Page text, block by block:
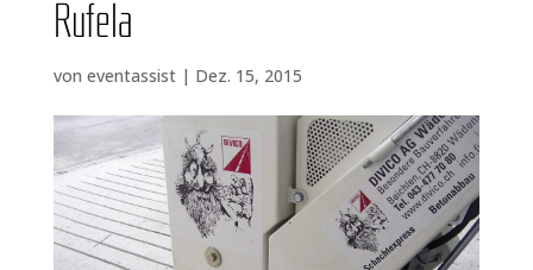
Rufela
von eventassist| Dez. 15, 2015